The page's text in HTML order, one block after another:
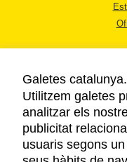
Galetes
Utilitzem galetes
analitzar els
publicitat
usuaris segons